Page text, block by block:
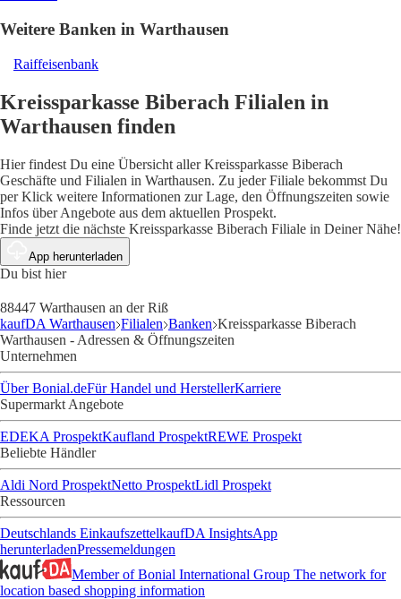
Weitere Banken in Warthausen
Raiffeisenbank
Kreissparkasse Biberach Filialen in
Warthausen finden
Hier findest Du eine Übersicht aller Kreissparkasse Biberach
Geschäfte und Filialen in Warthausen. Zu jeder Filiale bekommst Du
per Klick weitere Informationen zur Lage, den Öffnungszeiten sowie
Infos über Angebote aus dem aktuellen Prospekt.
Finde jetzt die nächste Kreissparkasse Biberach Filiale in Deiner Nähe!
App herunterladen
Du bist hier
88447 Warthausen an der Riß
kaufDA Warthausen Filialen Banken Kreissparkasse Biberach
Warthausen - Adressen & Öffnungszeiten
Unternehmen
Über Bonial.deFür Handel und HerstellerKarriere
Supermarkt Angebote
EDEKA ProspektKaufland ProspektREWE Prospekt
Beliebte Händler
Aldi Nord ProspektNetto ProspektLidl Prospekt
Ressourcen
Deutschlands EinkaufszettelkaufDA InsightsApp
herunterladenPressemeldungen
Member of Bonial International Group The network for
location based shopping information